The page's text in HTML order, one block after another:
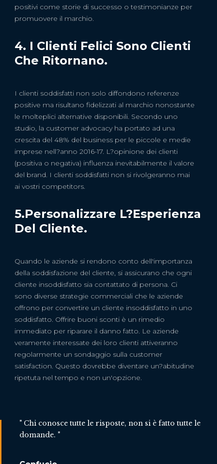
positivi come storie di successo o testimonianze per
promuovere il marchio.
4. I Clienti Felici Sono Clienti
Che Ritornano.
I clienti soddisfatti non solo diffondono referenze
positive ma risultano fidelizzati al marchio nonostante
le molteplici alternative disponibili. Secondo uno
studio, la customer advocacy ha portato ad una
crescita del 48% del business per le piccole e medie
imprese nell?anno 2016-17. L?opinione dei clienti
(positiva o negativa) influenza inevitabilmente il valore
del brand. I clienti soddisfatti non si rivolgeranno mai
ai vostri competitors.
5.Personalizzare L?esperienza
Del Cliente.
Quando le aziende si rendono conto dell'importanza
della soddisfazione del cliente, si assicurano che ogni
cliente insoddisfatto sia contattato di persona. Ci
sono diverse strategie commerciali che le aziende
offrono per convertire un cliente insoddisfatto in uno
soddisfatto. Offrire buoni sconti è un rimedio
immediato per riparare il danno fatto. Le aziende
veramente interessate dei loro clienti attiveranno
regolarmente un sondaggio sulla customer
satisfaction. Questo dovrebbe diventare un?abitudine
ripetuta nel tempo e non un'opzione.
" Chi conosce tutte le risposte, non si è fatto tutte le
domande. "